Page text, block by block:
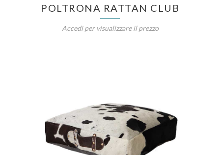
POLTRONA RATTAN CLUB
Accedi per visualizzare il prezzo